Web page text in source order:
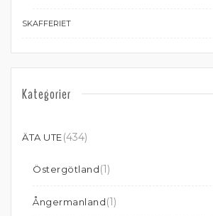
SKAFFERIET
Kategorier
ÄTA UTE(434)
Östergötland(1)
Ångermanland(1)